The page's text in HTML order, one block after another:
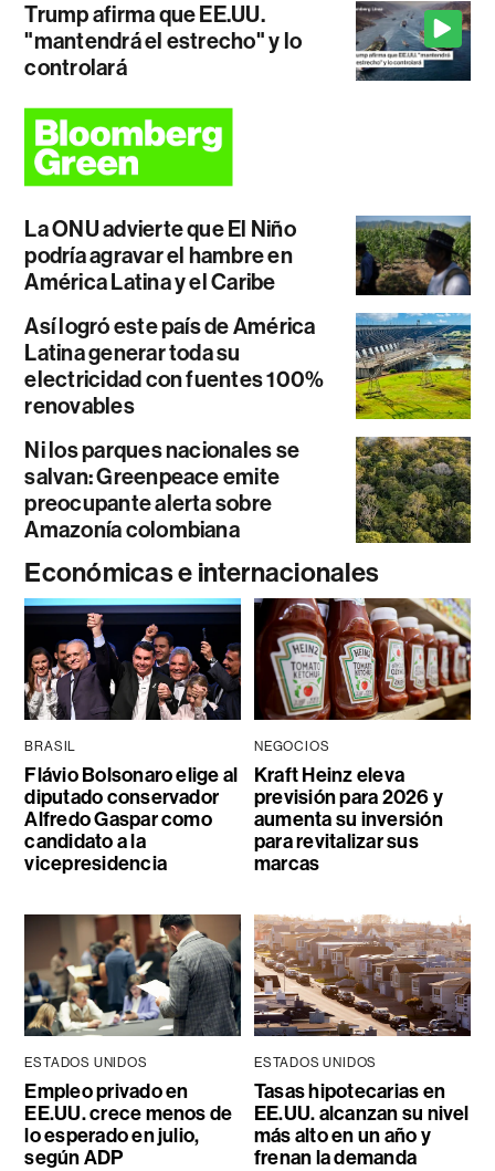
Trump afirma que EE.UU.
"mantendrá el estrecho" y lo
controlará
La ONU advierte que El Niño
podría agravar el hambre en
América Latina y el Caribe
Así logró este país de América
Latina generar toda su
electricidad con fuentes 100%
renovables
Ni los parques nacionales se
salvan: Greenpeace emite
preocupante alerta sobre
Amazonía colombiana
Económicas e internacionales
BRASIL
Flávio Bolsonaro elige al
diputado conservador
Alfredo Gaspar como
candidato a la
vicepresidencia
NEGOCIOS
Kraft Heinz eleva
previsión para 2026 y
aumenta su inversión
para revitalizar sus
marcas
ESTADOS UNIDOS
Empleo privado en
EE.UU. crece menos de
lo esperado en julio,
según ADP
ESTADOS UNIDOS
Tasas hipotecarias en
EE.UU. alcanzan su nivel
más alto en un año y
frenan la demanda